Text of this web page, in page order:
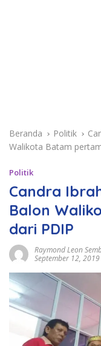
Beranda Politik
Walikota Batam
Politik
Candra
Balon
dari PDIP
Raymond Leon
September 12, 2019